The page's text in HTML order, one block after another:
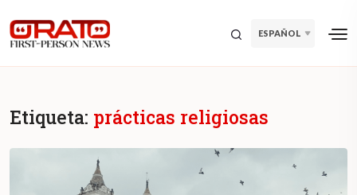
ESPAÑOL
Etiqueta: prácticas religiosas